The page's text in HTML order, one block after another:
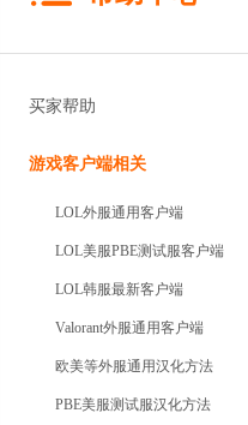
买家帮助
游戏客户端相关
LOL外服通用客户端
LOL美服PBE测试服客户端
LOL韩服最新客户端
Valorant外服通用客户端
欧美等外服通用汉化方法
PBE美服测试服汉化方法